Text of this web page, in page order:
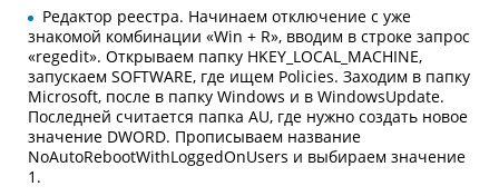
Редактор реестра. Начинаем отключение с уже
знакомой комбинации «Win + R», вводим в строке запрос
«regedit». Открываем папку HKEY_LOCAL_MACHINE,
запускаем SOFTWARE, где ищем Policies. Заходим в папку
Microsoft, после в папку Windows и в WindowsUpdate.
Последней считается папка AU, где нужно создать новое
значение DWORD. Прописываем название
NoAutoRebootWithLoggedOnUsers и выбираем значение
1.